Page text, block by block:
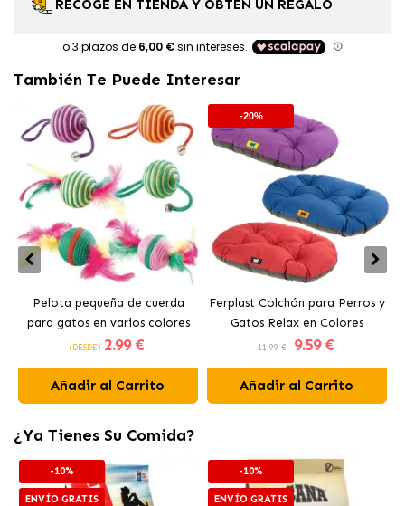
RECOGE EN TIENDA Y OBTÉN UN REGALO
También Te Puede Interesar
Pelota pequeña de cuerda
para gatos en varios colores
Ferplast
(DESDE) 2.99 €
Añadir al Carrito
-20%
Ferplast Colchón para Perros y
Gatos Relax en Colores
Surtidos
11.99 € 9.59 €
Añadir al Carrito
¿Ya Tienes Su Comida?
-10%
ENVÍO GRATIS
-10%
ENVÍO GRATIS